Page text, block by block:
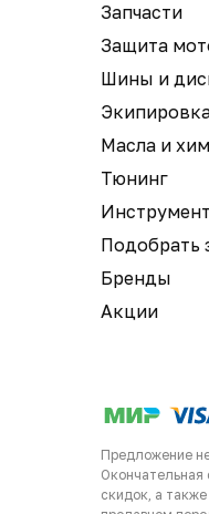
Акции
Бренды
Подобрать
Тюнинг
Запчасти
Шины и
Защита
Масла и
Предложение
Окончательная
скидок, а